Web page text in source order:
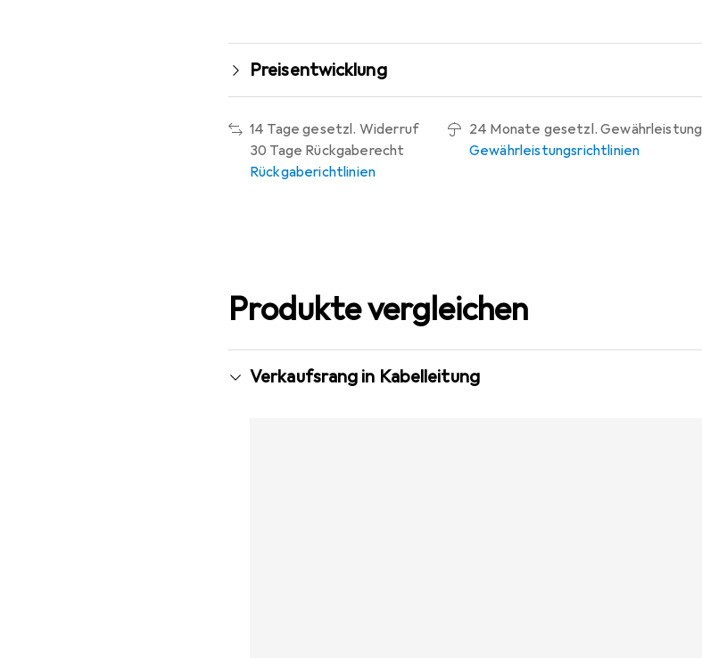
Preisentwicklung
14 Tage gesetzl. Widerruf
30 Tage Rückgaberecht
Rückgaberichtlinien
24 Monate gesetzl. Gewährleistung
Gewährleistungsrichtlinien
Produkte vergleichen
Verkaufsrang in Kabelleitung